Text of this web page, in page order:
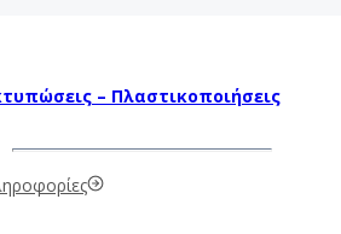
– Πλαστικοποιήσεις